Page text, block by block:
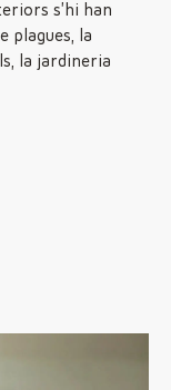
s’hi han
plagues, la
la jardineria